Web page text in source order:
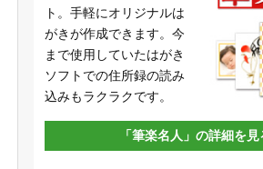
ト。手軽にオリジナルは
がきが作成できます。今
まで使用していたはがき
ソフトでの住所録の読み
込みもラクラクです。
「筆楽名人」の詳細を見